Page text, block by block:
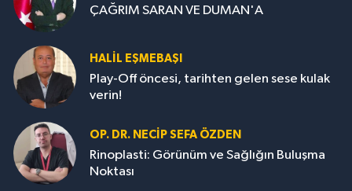
ÇAĞRIM SARAN VE DUMAN'A
HALIL EŞMEBAŞI
Play-Off öncesi, tarihten gelen sese kulak
verin!
OP. DR. NECIP SEFA ÖZDEN
Rinoplasti: Görünüm ve Sağlığın Buluşma
Noktası